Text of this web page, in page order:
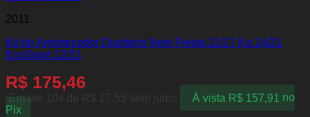
2011
Kit do Amortecedor Dianteiro New Fiesta 11/17 Ka 14/21
EcoSport 12/21
R$ 175,46
Em até 10x de R$ 17,55 sem juros À vista R$157,91 no
Pix